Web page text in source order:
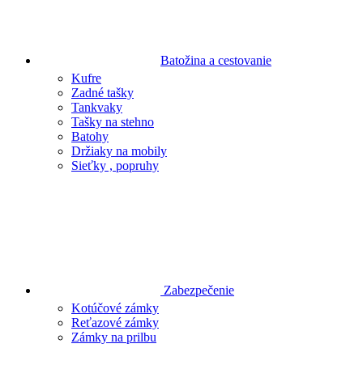
Batožina a cestovanie
Kufre
Zadné tašky
Tankvaky
Tašky na stehno
Batohy
Držiaky na mobily
Sieťky , popruhy
Zabezpečenie
Kotúčové zámky
Reťazové zámky
Zámky na prilbu